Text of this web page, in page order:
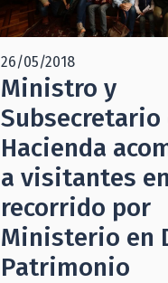
26/05/2018
Ministro y
Subsecretario
Hacienda
a visitantes
recorrido por
Ministerio en
Patrimonio